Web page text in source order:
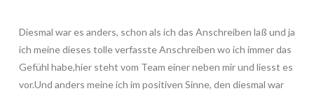
Diesmal war es anders, schon als ich das Anschreiben laß und ja
ich meine dieses tolle verfasste Anschreiben wo ich immer das
Gefühl habe,hier steht vom Team einer neben mir und liesst es
vor.Und anders meine ich im positiven Sinne, den diesmal war